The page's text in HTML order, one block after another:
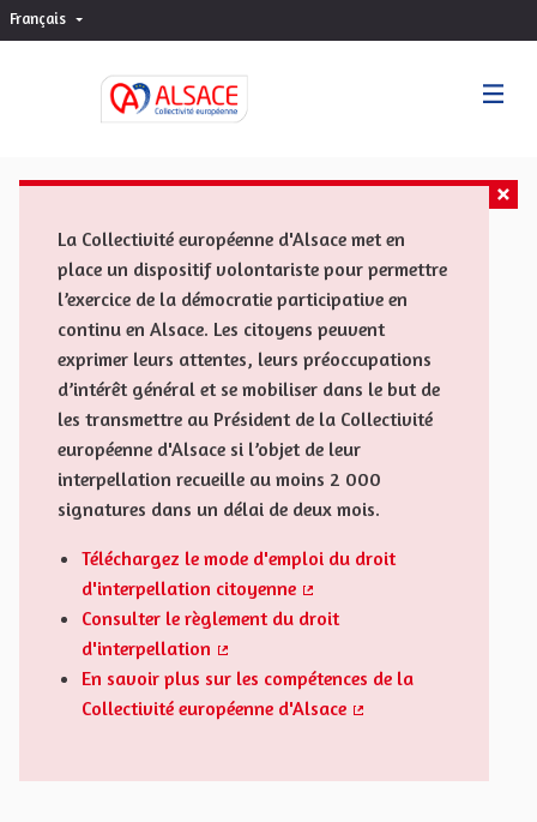
Français Choisir la langue
La Collectivité européenne d'Alsace met en
place un dispositif volontariste pour permettre
l’exercice de la démocratie participative en
continu en Alsace. Les citoyens peuvent
exprimer leurs attentes, leurs préoccupations
d’intérêt général et se mobiliser dans le but de
les transmettre au Président de la Collectivité
européenne d'Alsace si l’objet de leur
interpellation recueille au moins 2 000
signatures dans un délai de deux mois.
Téléchargez le mode d'emploi du droit
d'interpellation citoyenne
(Lien externe)
Consulter le règlement du droit
d'interpellation
(Lien externe)
En savoir plus sur les compétences de la
Collectivité européenne d'Alsace